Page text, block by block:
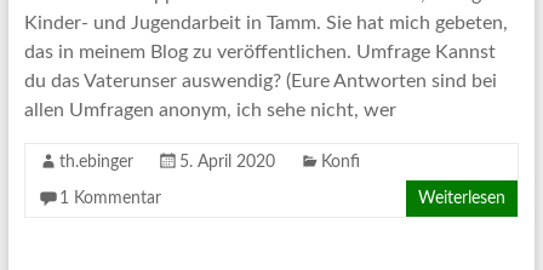
Kinder- und Jugendarbeit in Tamm. Sie hat mich gebeten,
das in meinem Blog zu veröffentlichen. Umfrage Kannst
du das Vaterunser auswendig? (Eure Antworten sind bei
allen Umfragen anonym, ich sehe nicht, wer
th.ebinger 5. April 2020 Konfi
1 Kommentar Weiterlesen